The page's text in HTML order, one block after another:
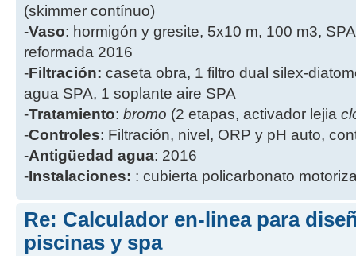
(skimmer contínuo)
-Vaso: hormigón y gresite, 5x10 m, 100 m3,
reformada 2016
-Filtración: caseta obra, 1 filtro dual silex-
agua SPA, 1 soplante aire SPA
-Tratamiento: bromo (2 etapas, activador lejia
-Controles: Filtración, nivel, ORP y pH auto,
-Antigüedad agua: 2016
-Instalaciones: : cubierta policarbonato
Re: Calculador en-linea para
piscinas y spa